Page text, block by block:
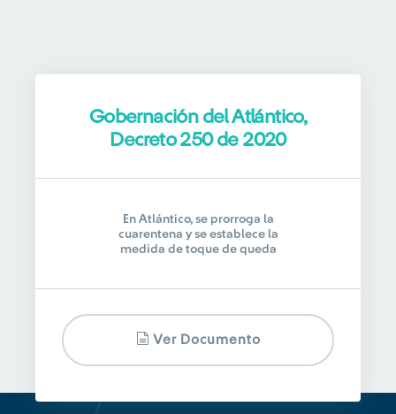
Gobernación del Atlántico,
Decreto 250 de 2020
En Atlántico, se prorroga la
cuarentena y se establece la
medida de toque de queda
Ver Documento